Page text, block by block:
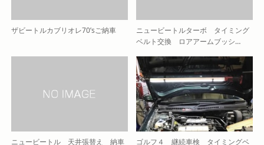
ザビートルカブリオレ70’sご納車
ニュービートルターボ タイミング
ベルト交換 ロアアームブッシ…
ニュービートル 天井張替え 納車
ゴルフ４ 継続車検 タイミングベ